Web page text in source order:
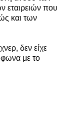
εταιρειών που
και των
δεν είχε
με το